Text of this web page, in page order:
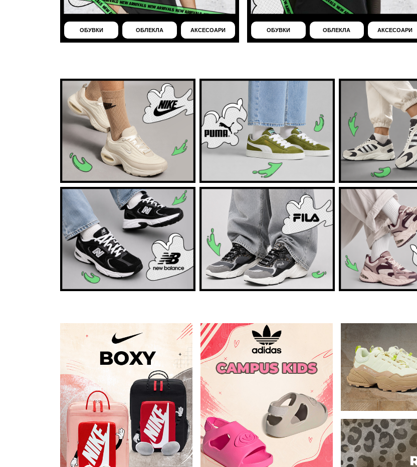
ОБУВКИ ОБЛЕКЛА АКСЕСОАРИ ОБУВКИ ОБЛЕКЛА АКСЕСОАРИ